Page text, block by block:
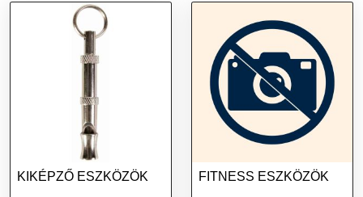
KIKÉPZŐ ESZKÖZÖK FITNESS ESZKÖZÖK